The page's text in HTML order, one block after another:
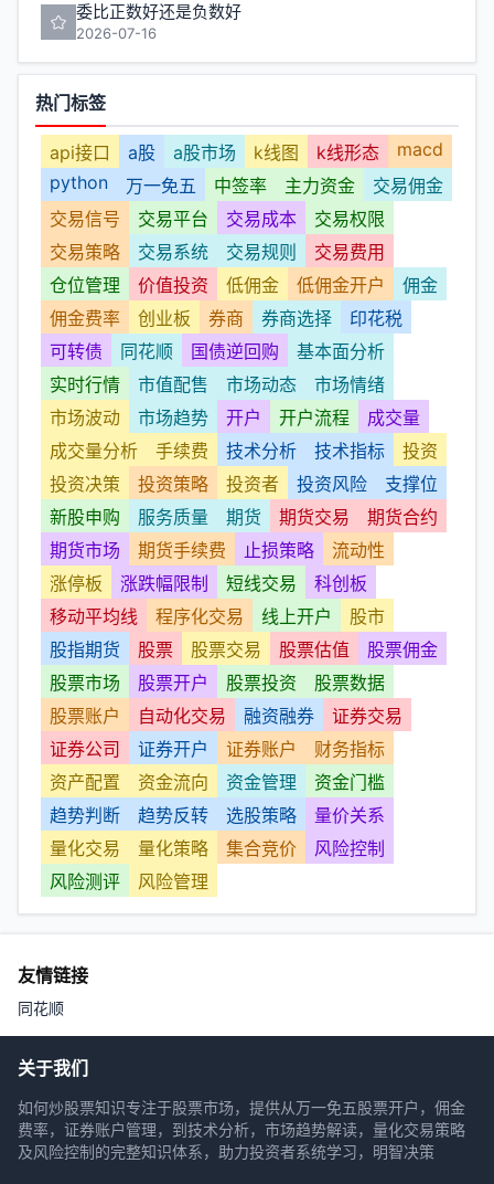
委比正数好还是负数好
2026-07-16
热门标签
api接口 a股 a股市场 k线图 k线形态
macd
python
万一免五 中签率 主力资金
交易佣金
交易信号
交易平台 交易成本
交易权限
交易策略
交易系统 交易规则
交易费用
仓位管理
价值投资 低佣金 低佣金开户
佣金
佣金费率
创业板 券商 券商选择
印花税
可转债
同花顺 国债逆回购
基本面分析
实时行情
市值配售 市场动态
市场情绪
市场波动
市场趋势 开户 开户流程
成交量
成交量分析
手续费 技术分析 技术指标
投资
投资决策
投资策略 投资者 投资风险
支撑位
新股申购
服务质量 期货 期货交易
期货合约
期货市场
期货手续费 止损策略
流动性
涨停板
涨跌幅限制 短线交易
科创板
移动平均线
程序化交易 线上开户
股市
股指期货
股票 股票交易 股票估值
股票佣金
股票市场
股票开户 股票投资
股票数据
股票账户
自动化交易 融资融券
证券交易
证券公司
证券开户 证券账户
财务指标
资产配置
资金流向 资金管理
资金门槛
趋势判断
趋势反转 选股策略
量价关系
量化交易
量化策略 集合竞价
风险控制
风险测评
风险管理
友情链接
同花顺
关于我们
如何炒股票知识专注于股票市场，提供从万一免五股票开户，佣金
费率，证券账户管理，到技术分析，市场趋势解读，量化交易策略
及风险控制的完整知识体系，助力投资者系统学习，明智决策